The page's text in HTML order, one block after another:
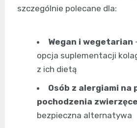
szczególnie polecane dla:
Wegan i wegetarian
opcja suplementacji
z ich dietą
Osób z alergiami na
pochodzenia
bezpieczna alternatywa